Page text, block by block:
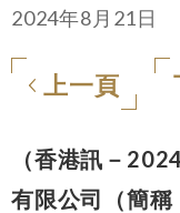
2024年8月21日
上一頁
（香港訊－
有限公司（簡稱